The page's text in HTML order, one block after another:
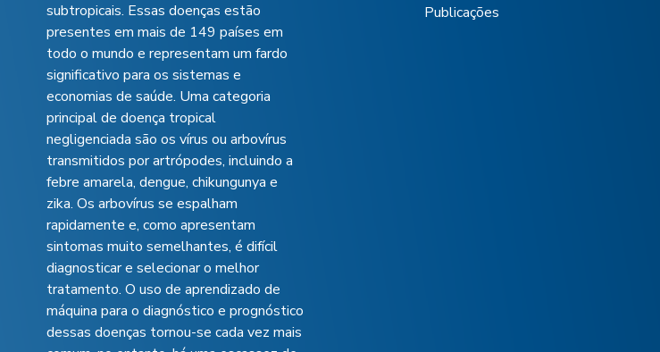
subtropicais. Essas doenças estão
presentes em mais de 149 países em
todo o mundo e representam um fardo
significativo para os sistemas e
economias de saúde. Uma categoria
principal de doença tropical
negligenciada são os vírus ou arbovírus
transmitidos por artrópodes, incluindo a
febre amarela, dengue, chikungunya e
zika. Os arbovírus se espalham
rapidamente e, como apresentam
sintomas muito semelhantes, é difícil
diagnosticar e selecionar o melhor
tratamento. O uso de aprendizado de
máquina para o diagnóstico e prognóstico
dessas doenças tornou-se cada vez mais
Publicações